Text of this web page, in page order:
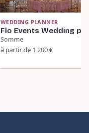
WEDDING PLANNER
Flo Events Wedding
Somme
à partir de 1 200 €